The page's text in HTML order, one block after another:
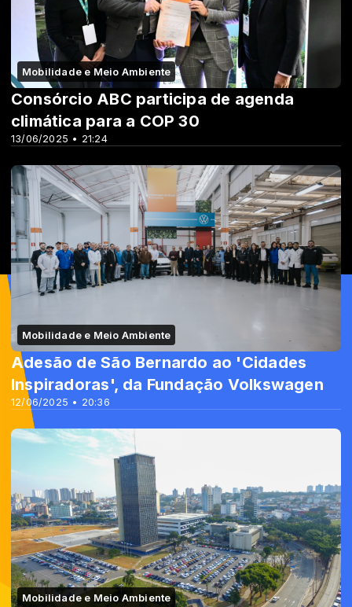
Mobilidade e Meio Ambiente
13/06/2025 • 21:24
Consórcio ABC participa de agenda
climática para a COP 30
Mobilidade e Meio Ambiente
12/06/2025 • 20:36
Adesão de São Bernardo ao 'Cidades
Inspiradoras', da Fundação Volkswagen
Mobilidade e Meio Ambiente